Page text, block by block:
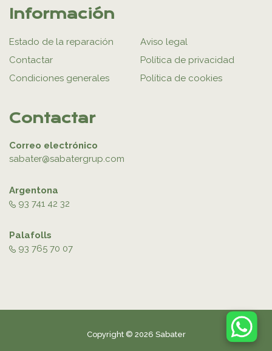
Información
Estado de la reparación
Contactar
Condiciones generales
Aviso legal
Política de privacidad
Política de cookies
Contactar
Correo electrónico
sabater@sabatergrup.com
Argentona
93 741 42 32
Palafolls
93 765 70 07
Copyright © 2026 Sabater